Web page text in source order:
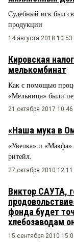
СТИЛЬ ЖИЗНИ
Судебный иск был
продукции
14 августа 2018 10:53
Кировская
мелькомбинат
Как с помощью
«Мельница» были
21 октября 2017 10:46
«Наша мука в
«Увелка» и
ритейл.
27 октября 2010 12:11
Виктор САУТА,
фонда будет
хлебозаводам
15 сентября 2010